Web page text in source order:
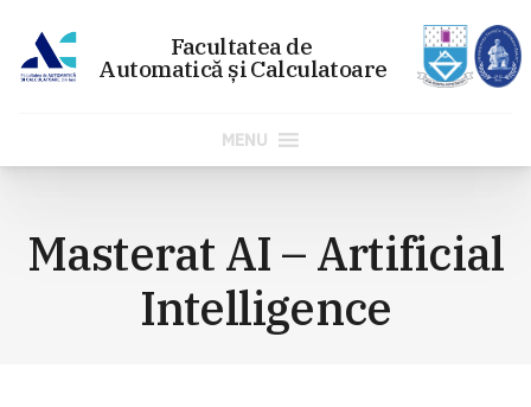
conținut
MENU
Masterat AI – Artificial
Intelligence